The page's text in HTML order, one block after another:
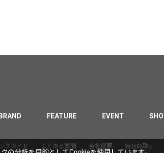
BRAND FEATURE EVENT
グガイド よくある質問 会社概要 特定商取引